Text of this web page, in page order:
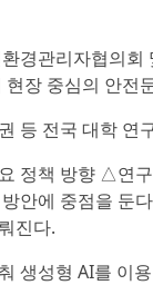
경관리자협의
장 중심의 안전
등 전국 대학
정책 방향 △연
안에 중점을 둔
진다.
생성형 AI를 이